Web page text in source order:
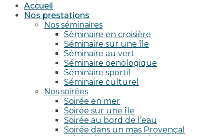
Accueil
Nos prestations
Nos séminaires
Séminaire en croisière
Séminaire sur une île
Séminaire au vert
Séminaire oenologique
Séminaire sportif
Séminaire culturel
Nos soirées
Soirée en mer
Soirée sur une île
Soirée au bord de l’eau
Soirée dans un mas Provençal